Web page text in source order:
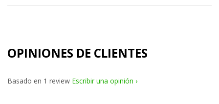
OPINIONES DE CLIENTES
Basado en 1 review Escribir una opinión